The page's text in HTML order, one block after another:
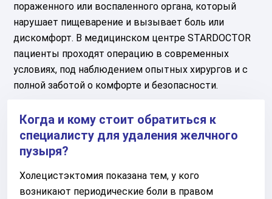
пораженного или воспаленного органа, который
нарушает пищеварение и вызывает боль или
дискомфорт. В медицинском центре STARDOCTOR
пациенты проходят операцию в современных
условиях, под наблюдением опытных хирургов и с
полной заботой о комфорте и безопасности.
Когда и кому стоит обратиться к
специалисту для удаления желчного
пузыря?
Холецистэктомия показана тем, у кого
возникают периодические боли в правом